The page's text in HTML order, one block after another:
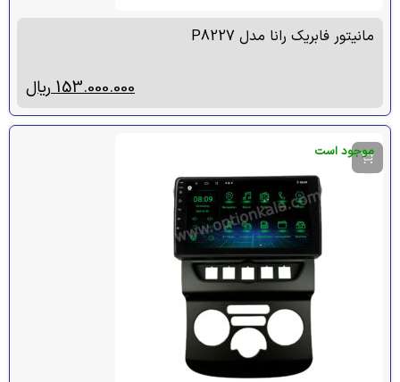
مانیتور فابریک رانا مدل P8227
153.000.000 ریال
موجود است